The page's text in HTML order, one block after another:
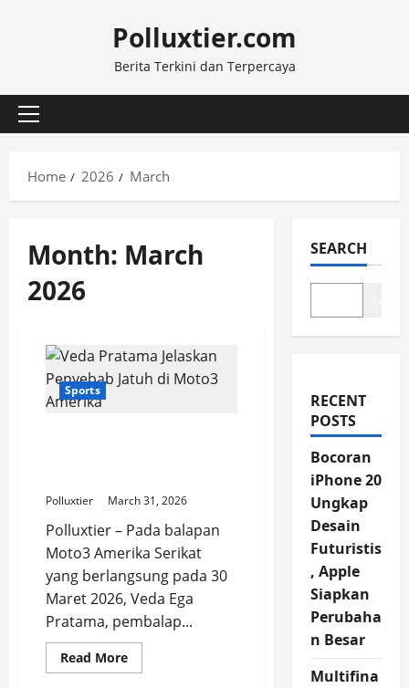
Polluxtier.com
Berita Terkini dan Terpercaya
Primary
Home
2026 March
Month: March
2026
Sports
Polluxtier March 31, 2026
Polluxtier – Pada balapan
Moto3 Amerika Serikat
yang berlangsung pada 30
Maret 2026, Veda Ega
Pratama, pembalap...
Read MoreRead
more
SEARCH
RECENT
POSTS
Bocoran
iPhone 20
Ungkap
Desain
Futuristis
, Apple
Siapkan
Perubaha
n Besar
Multifina